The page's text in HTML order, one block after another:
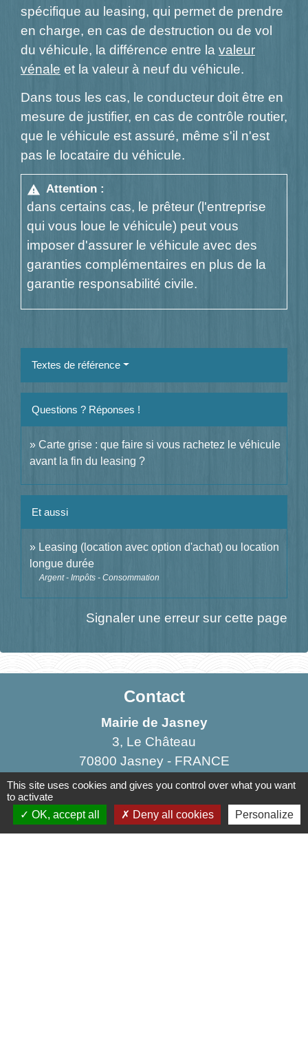
spécifique au leasing, qui permet de prendre
en charge, en cas de destruction ou de vol
du véhicule, la différence entre la valeur
vénale et la valeur à neuf du véhicule.
Dans tous les cas, le conducteur doit être en
mesure de justifier, en cas de contrôle routier,
que le véhicule est assuré, même s'il n'est
pas le locataire du véhicule.
warning Attention :
dans certains cas, le prêteur (l'entreprise
qui vous loue le véhicule) peut vous
imposer d'assurer le véhicule avec des
garanties complémentaires en plus de la
garantie responsabilité civile.
Textes de référence
Questions ? Réponses !
Carte grise : que faire si vous rachetez le véhicule
avant la fin du leasing ?
Et aussi
Leasing (location avec option d'achat) ou location
longue durée
Argent - Impôts - Consommation
Signaler une erreur sur cette page
Contact
Mairie de Jasney
3, Le Château
70800 Jasney - FRANCE
+33 3 84 49 81 16
Contact par formulaire
This site uses cookies and gives you control over what you want
to activate
OK, accept all
Deny all cookies Personalize